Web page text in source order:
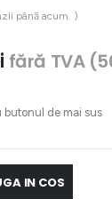
până acum. )
Prețul
417,85 lei.
fără TVA (
butonul de mai sus
IN COS